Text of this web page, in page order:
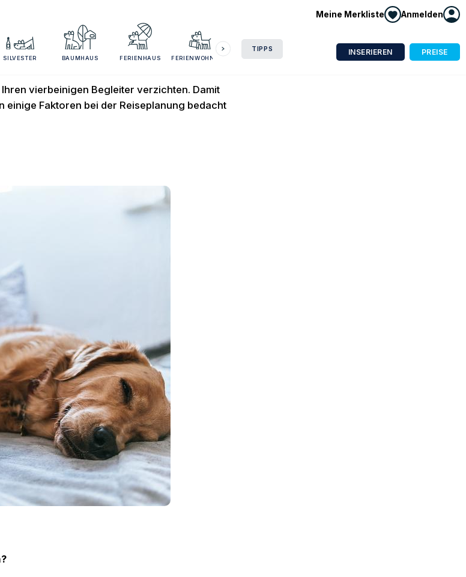
Meine Merkliste Anmelden
SILVESTER BAUMHAUS FERIENHAUS FERIENWOHNUNG
TIPPS INSERIEREN PREISE
Hund
vierbeinigen Begleiter verzichten. Damit
einige Faktoren bei der Reiseplanung bedacht